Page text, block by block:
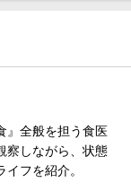
』全般を担う食医
察しながら、状態
フを紹介。